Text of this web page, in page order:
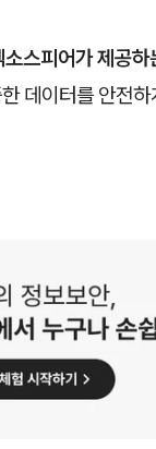
소스피어가 제공
데이터를 안전